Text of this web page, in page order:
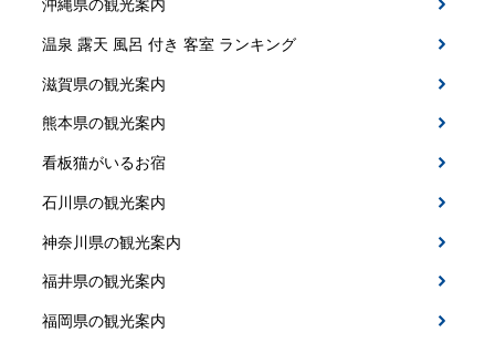
沖縄県の観光案内
温泉 露天 風呂 付き 客室 ランキング
滋賀県の観光案内
熊本県の観光案内
看板猫がいるお宿
石川県の観光案内
神奈川県の観光案内
福井県の観光案内
福岡県の観光案内